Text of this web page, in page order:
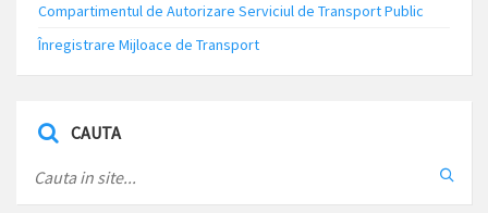
Compartimentul de Autorizare Serviciul de Transport Public
Înregistrare Mijloace de Transport
CAUTA